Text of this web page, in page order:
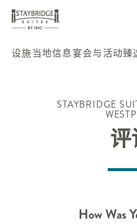
设施当地信息宴会与活动臻
STAYBRIDGE
评
How Was